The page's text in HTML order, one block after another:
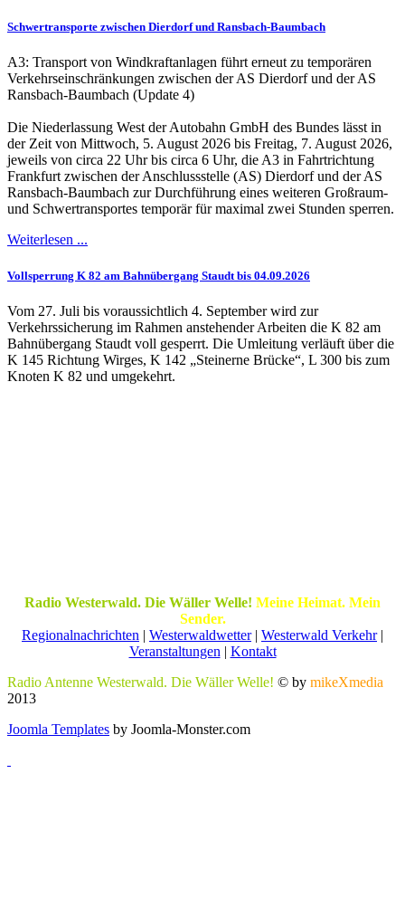
Schwertransporte zwischen Dierdorf und Ransbach-Baumbach
A3: Transport von Windkraftanlagen führt erneut zu temporären
Verkehrseinschränkungen zwischen der AS Dierdorf und der AS
Ransbach-Baumbach (Update 4)
Die Niederlassung West der Autobahn GmbH des Bundes lässt in
der Zeit von Mittwoch, 5. August 2026 bis Freitag, 7. August 2026,
jeweils von circa 22 Uhr bis circa 6 Uhr, die A3 in Fahrtrichtung
Frankfurt zwischen der Anschlussstelle (AS) Dierdorf und der AS
Ransbach-Baumbach zur Durchführung eines weiteren Großraum-
und Schwertransportes temporär für maximal zwei Stunden sperren.
Weiterlesen ...
Vollsperrung K 82 am Bahnübergang Staudt bis 04.09.2026
Vom 27. Juli bis voraussichtlich 4. September wird zur
Verkehrssicherung im Rahmen anstehender Arbeiten die K 82 am
Bahnübergang Staudt voll gesperrt. Die Umleitung verläuft über die
K 145 Richtung Wirges, K 142 „Steinerne Brücke“, L 300 bis zum
Knoten K 82 und umgekehrt.
Radio Westerwald. Die Wäller Welle! Meine Heimat. Mein
Sender.
Regionalnachrichten | Westerwaldwetter| Westerwald Verkehr|
Veranstaltungen | Kontakt
Radio Antenne Westerwald. Die Wäller Welle! © by mikeXmedia
2013
Joomla Templates by Joomla-Monster.com